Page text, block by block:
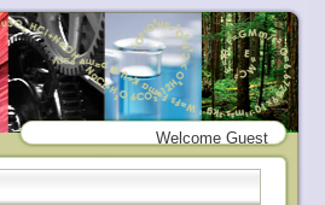
Welcome Guest